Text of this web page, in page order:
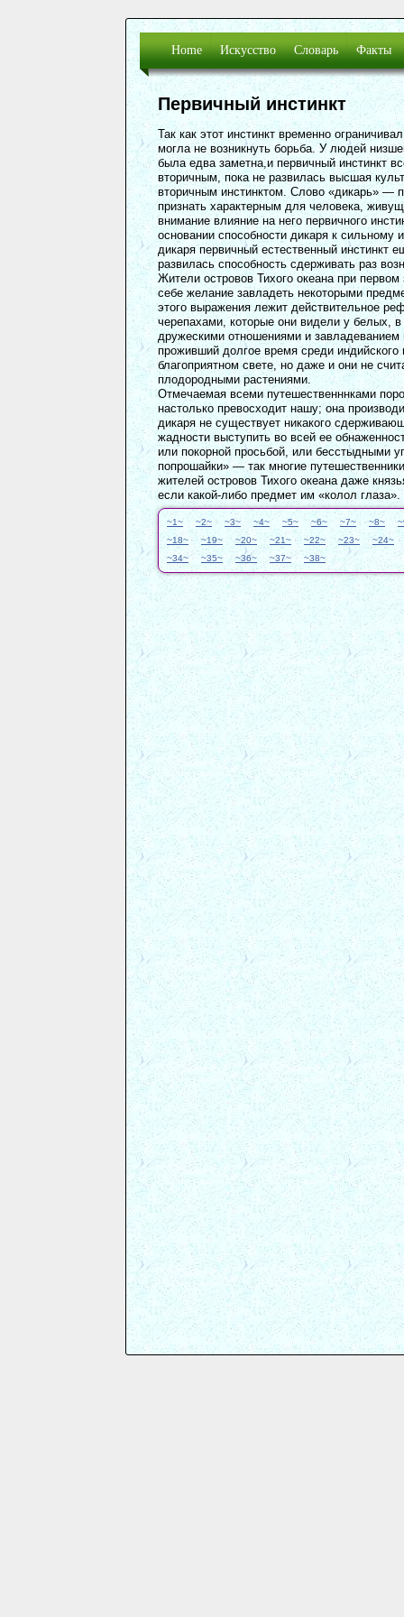
Home Искусство
Кушанское искусство
Айртамский фриз
Словарь
Пикностиль
Факты
Простое
Первичный инстинкт
Так как этот инстинкт временно
могла не возникнуть борьба. У людей
была едва заметна,и первичный инстинкт
вторичным, пока не развилась высшая
вторичным инстинктом. Слово «дикарь» —
признать характерным для человека,
внимание влияние на него первичного
основании способности дикаря к
дикаря первичный естественный
развилась способность сдерживать раз
Жители островов Тихого океана при
себе желание завладеть некоторыми
этого выражения лежит действительное
черепахами, которые они видели у белых,
дружескими отношениями и
проживший долгое время среди
благоприятном свете, но даже и они не
плодородными растениями.
Отмечаемая всеми путешественннками
настолько превосходит нашу; она
дикаря не существует никакого
жадности выступить во всей ее
или покорной просьбой, или бесстыдными
попрошайки» — так многие
жителей островов Тихого океана даже
если какой-либо предмет им «колол глаза».
~1~ ~2~ ~3~ ~4~ ~5~ ~6~ ~7~ ~8~
~18~
~19~ ~20~ ~21~ ~22~ ~23~
~24~
~34~
~35~ ~36~ ~37~ ~38~